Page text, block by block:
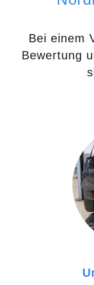
Bei einem
Bewertung